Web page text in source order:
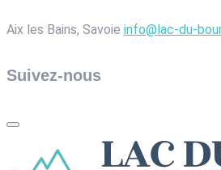
Aix les Bains, Savoie info@lac-du-
Suivez-nous